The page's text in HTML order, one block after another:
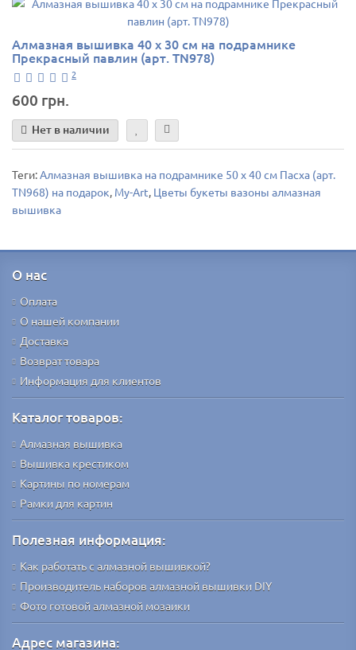
Алмазная вышивка 40 х 30 см на подрамнике
Прекрасный павлин (арт. TN978)
2
600 грн.
Нет в наличии
Теги:Алмазная вышивка на подрамнике 50 х 40 см Пасха (арт.
TN968) на подарок, My-Art, Цветы букеты вазоны алмазная
вышивка
О нас
Оплата
О нашей компании
Доставка
Возврат товара
Информация для клиентов
Каталог товаров:
Алмазная вышивка
Вышивка крестиком
Картины по номерам
Рамки для картин
Полезная информация:
Как работать с алмазной вышивкой?
Производитель наборов алмазной вышивки DIY
Фото готовой алмазной мозаики
Адрес магазина: